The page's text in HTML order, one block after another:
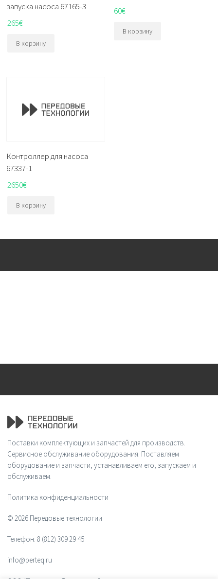
запуска насоса 67165-3
265€
В корзину
60€
В корзину
Контроллер для насоса
67337-1
2650€
В корзину
Поставки комплектующих и запчастей для производств.
Сервисное обслуживание оборудования. Поставляем
оборудование и запчасти, устанавливаем его, запускаем и
обслуживаем.
Политика конфиденциальности
© 2026 Передовые технологии
Телефон: 8 (812) 309 29 45
info@perteq.ru